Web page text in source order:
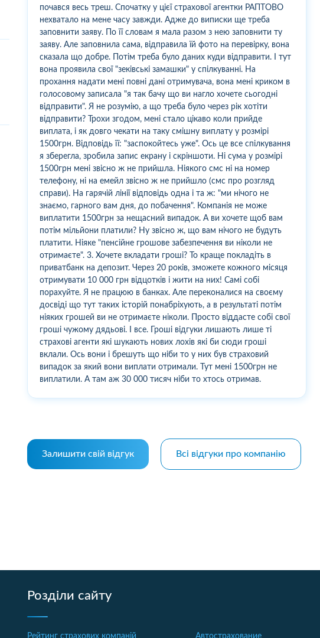
почався весь треш. Спочатку у цієї страхової агентки РАПТОВО
нехватало на мене часу завжди. Адже до виписки ще треба
заповнити заяву. По її словам я мала разом з нею заповнити ту
заяву. Але заповнила сама, відправила їй фото на перевірку, вона
сказала що добре. Потім треба було даних куди відправити. І тут
вона проявила свої "зеківські замашки" у спілкуванні. На
прохання надати мені повні дані отримувача, вона мені криком в
голосовому записала "я так бачу що ви нагло хочете сьогодні
відправити". Я не розумію, а що треба було через рік хотіти
відправити? Трохи згодом, мені стало цікаво коли прийде
виплата, і як довго чекати на таку смішну виплату у розмірі
1500грн. Відповідь її: "заспокойтесь уже". Ось це все спілкування
я зберегла, зробила запис екрану і скріншоти. Ні сума у розмірі
1500грн мені звісно ж не прийшла. Ніякого смс ні на номер
телефону, ні на емейл звісно ж не прийшло (смс про розгляд
справи). На гарячій лінії відповідь одна і та ж: "ми нічого не
знаємо, гарного вам дня, до побачення". Компанія не може
виплатити 1500грн за нещасний випадок. А ви хочете щоб вам
потім мільйони платили? Ну звісно ж, що вам нічого не будуть
платити. Ніяке "пенсійне грошове забезпечення ви ніколи не
отримаєте". 3. Хочете вкладати гроші? То краще покладіть в
приватбанк на депозит. Через 20 років, зможете кожного місяця
отримувати 10 000 грн відцотків і жити на них! Самі собі
порахуйте. Я не працюю в банках. Але переконалися на своєму
досвіді що тут таких історій понабріхують, а в результаті потім
ніяких грошей ви не отримаєте ніколи. Просто віддасте собі свої
гроші чужому дядьові. І все. Гроші відгуки лишають лише ті
страхові агенти які шукають нових лохів які би сюди гроші
вклали. Ось вони і брешуть що ніби то у них був страховий
випадок за який вони виплати отримали. Тут мені 1500грн не
виплатили. А там аж 30 000 тисяч ніби то хтось отримав.
Залишити свій відгук Всі відгуки про компанію
Розділи сайту
Рейтинг страхових компаній Автострахование